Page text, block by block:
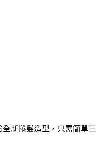
新捲髮造型，只需簡單三